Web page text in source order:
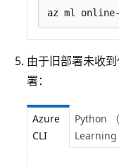
由于旧部署未收
署：
Azure
CLI
Python
Learning